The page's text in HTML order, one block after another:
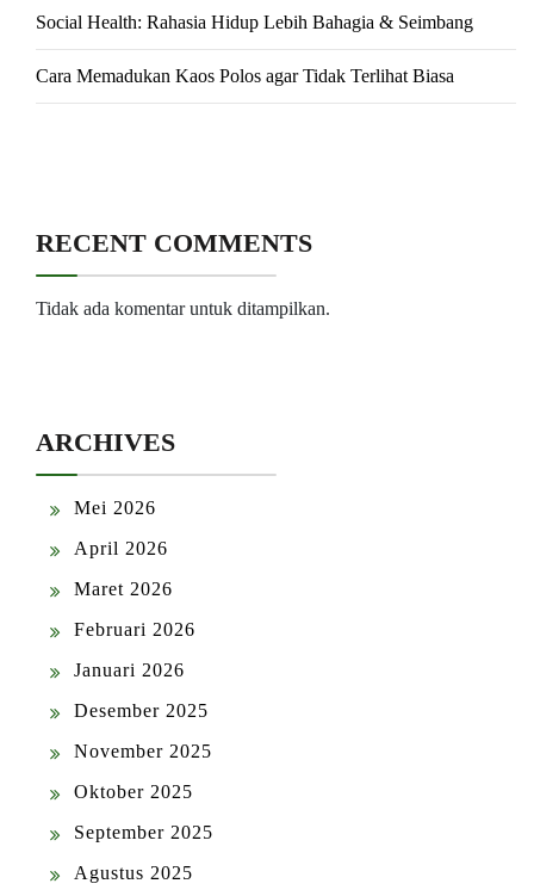
Social Health: Rahasia Hidup Lebih Bahagia & Seimbang
Cara Memadukan Kaos Polos agar Tidak Terlihat Biasa
RECENT COMMENTS
Tidak ada komentar untuk ditampilkan.
ARCHIVES
Mei 2026
April 2026
Maret 2026
Februari 2026
Januari 2026
Desember 2025
November 2025
Oktober 2025
September 2025
Agustus 2025